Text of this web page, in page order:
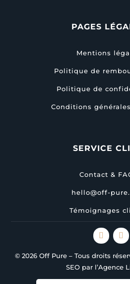
PAGES
Mentions
Politique de
Politique de
Conditions
SERVICE
Contact &
hello@off-
Témoignages
© 2026 Off Pure – Tous droits
SEO par l’Agence